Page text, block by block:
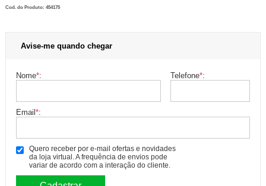
Cod. do Produto: 454175
Avise-me quando chegar
Nome*: Telefone*:
Email*:
Quero receber por e-mail ofertas e novidades
da loja virtual. A frequência de envios pode
variar de acordo com a interação do cliente.